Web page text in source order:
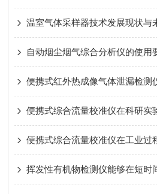
温室气体采样器技术发展现状与
自动烟尘烟气综合分析仪的使用
便携式红外热成像气体泄漏检测
便携式综合流量校准仪在工业过
挥发性有机物检测仪能够在短时